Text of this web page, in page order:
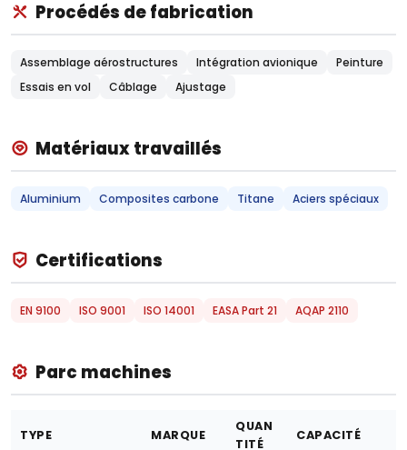
Procédés de fabrication
Assemblage aérostructures Intégration avionique
Peinture
Essais en vol
Câblage Ajustage
Matériaux travaillés
Aluminium Composites carbone Titane Aciers spéciaux
Certifications
EN 9100 ISO 9001 ISO 14001 EASA Part 21 AQAP 2110
Parc machines
TYPE MARQUE
QUAN
TITÉ
CAPACITÉ